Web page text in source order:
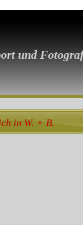
und
in W. + B.